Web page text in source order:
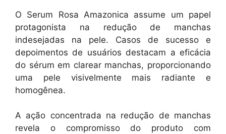
O Serum Rosa Amazonica assume um papel
protagonista na redução de manchas
indesejadas na pele. Casos de sucesso e
depoimentos de usuários destacam a eficácia
do sérum em clarear manchas, proporcionando
uma pele visivelmente mais radiante e
homogênea.
A ação concentrada na redução de manchas
revela o compromisso do produto com